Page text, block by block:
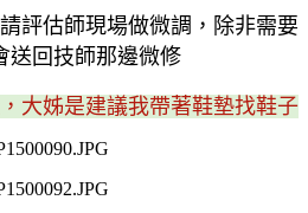
評估師現場做微調，除非需要
送回技師那邊微修
大姊是建議我帶著鞋墊找鞋子